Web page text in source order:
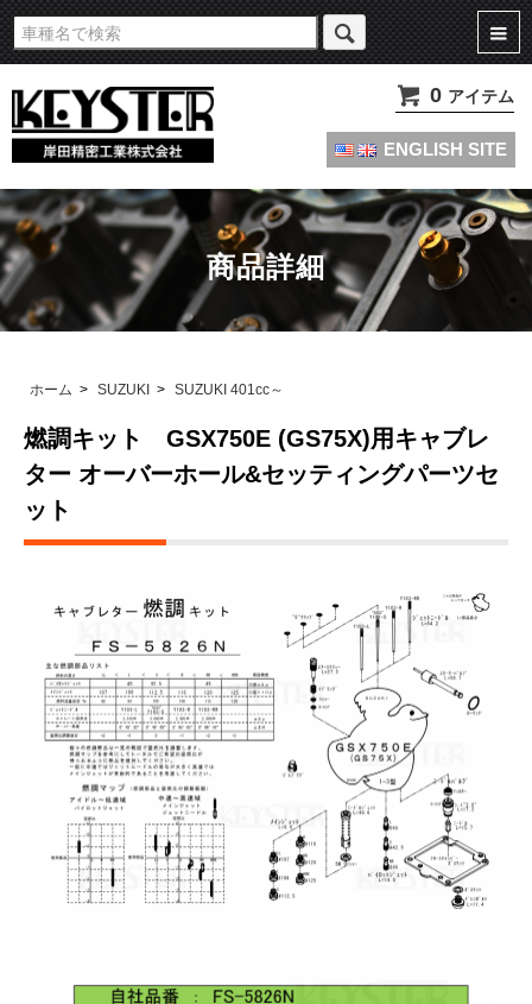
旧車・名車・絶版車キャブレターのオーバーホールやセッティングパーツは
KEYSTERの燃調キット
0 アイテム
ENGLISH SITE
商品詳細
ホーム > SUZUKI > SUZUKI 401cc～
燃調キット GSX750E (GS75X)用キャブレ
ター オーバーホール&セッティングパーツセ
ット